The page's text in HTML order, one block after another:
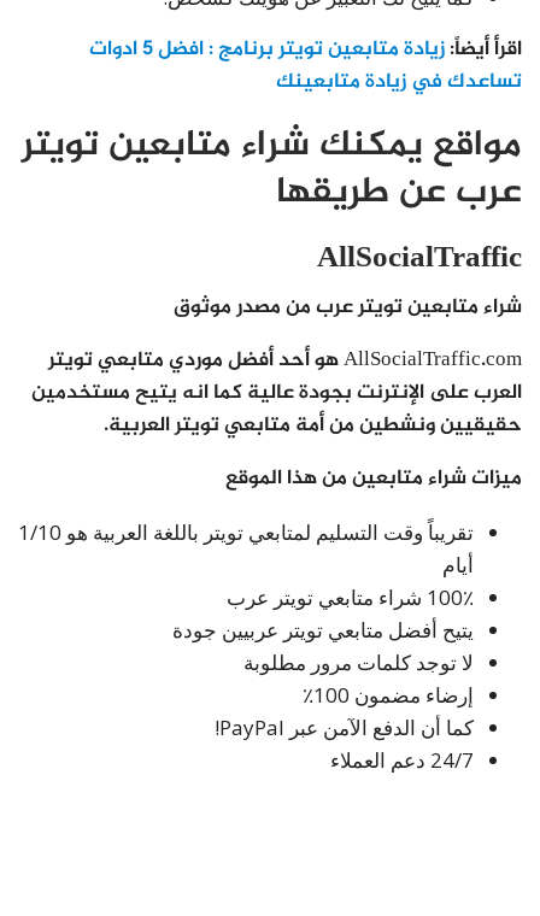
اقرأ أيضاً:
زيادة متابعين تويتر برنامج : افضل 5 ادوات
تساعدك في زيادة متابعينك
مواقع يمكنك شراء متابعين تويتر
عرب عن طريقها
AllSocialTraffic
شراء متابعين تويتر عرب من مصدر موثوق
AllSocialTraffic.com هو أحد أفضل موردي متابعي تويتر
العرب على الإنترنت بجودة عالية كما انه يتيح مستخدمين
حقيقيين ونشطين من أمة متابعي تويتر العربية.
ميزات شراء متابعين من هذا الموقع
تقريباً وقت التسليم لمتابعي تويتر باللغة العربية هو 1/10
أيام
100٪ شراء متابعي تويتر عرب
يتيح أفضل متابعي تويتر عربيين جودة
لا توجد كلمات مرور مطلوبة
إرضاء مضمون 100٪
كما أن الدفع الآمن عبر PayPal!
24/7 دعم العملاء